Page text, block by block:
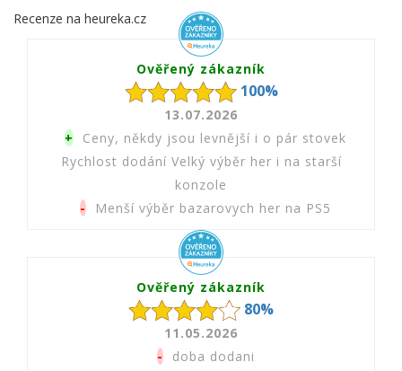
Recenze na heureka.cz
Ověřený zákazník
100%
13.07.2026
+ Ceny, někdy jsou levnější i o pár stovek
Rychlost dodání Velký výběr her i na starší
konzole
- Menší výběr bazarovych her na PS5
Ověřený zákazník
80%
11.05.2026
-doba dodani